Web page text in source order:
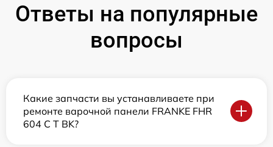
Ответы на популярные
вопросы
Какие запчасти вы устанавливаете при
ремонте варочной панели FRANKE FHR
604 C T BK?